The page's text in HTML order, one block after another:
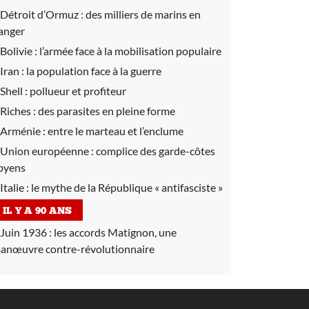
Détroit d’Ormuz : des milliers de marins en
Bolivie : l’armée face à la mobilisation populaire
Iran : la population face à la guerre
Shell : pollueur et profiteur
Riches : des parasites en pleine forme
Arménie : entre le marteau et l’enclume
Union européenne : complice des garde-côtes
Italie : le mythe de la République « antifasciste »
IL Y A 90 ANS
Juin 1936 : les accords Matignon, une
contre-révolutionnaire